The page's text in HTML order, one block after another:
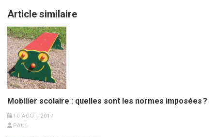
Article similaire
Mobilier scolaire : quelles sont les normes imposées ?
10 AOÛT 2017
PAUL